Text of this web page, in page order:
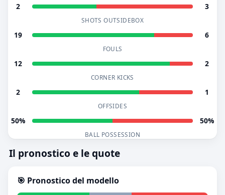
2 3
SHOTS OUTSIDEBOX
19 6
FOULS
12 2
CORNER KICKS
2 1
OFFSIDES
50% 50%
BALL POSSESSION
Il pronostico e le quote
🎯 Pronostico del modello